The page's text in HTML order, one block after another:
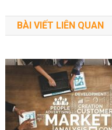
hướng
bài
viết
BÀI VIẾT LIÊN QUAN